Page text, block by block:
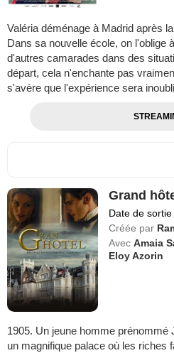
Valéria déménage à Madrid après
Dans sa nouvelle école, on l'oblige
d'autres camarades dans des
départ, cela n'enchante pas
s'avère que l'expérience sera
Grand
Date de
Créée par
Avec Amaia
Eloy Azorin
1905. Un jeune homme prénommé
un magnifique palace où les riches